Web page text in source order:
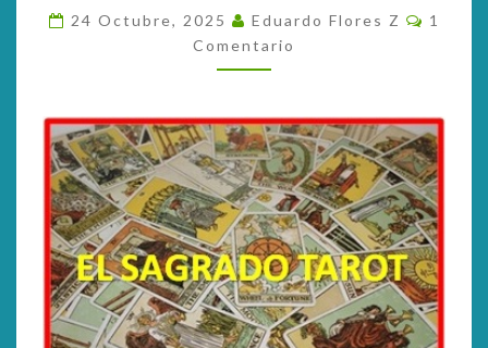
24 Octubre, 2025 Eduardo Flores Z
1
Comentario